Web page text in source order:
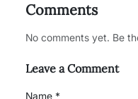
Comments
No comments yet. Be
Leave a Comment
Name *